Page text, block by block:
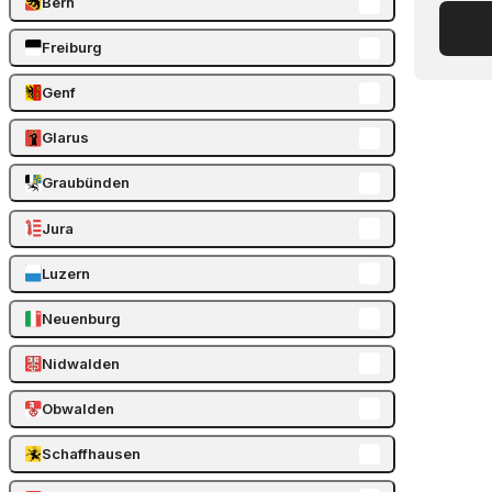
Freiburg
Genf
Glarus
Graubünden
Jura
Luzern
Neuenburg
Nidwalden
Obwalden
Schaffhausen